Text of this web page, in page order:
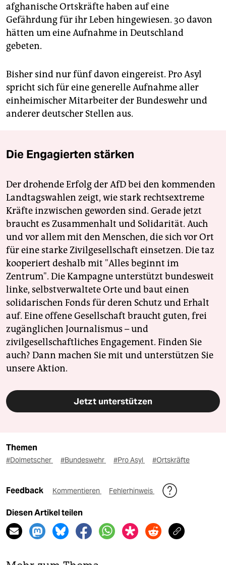
afghanische Ortskräfte haben auf eine
Gefährdung für ihr Leben hingewiesen. 30 davon
hätten um eine Aufnahme in Deutschland
gebeten.
Bisher sind nur fünf davon eingereist. Pro Asyl
spricht sich für eine generelle Aufnahme aller
einheimischer Mitarbeiter der Bundeswehr und
anderer deutscher Stellen aus.
Die Engagierten stärken
Der drohende Erfolg der AfD bei den kommenden
Landtagswahlen zeigt, wie stark rechtsextreme
Kräfte inzwischen geworden sind. Gerade jetzt
braucht es Zusammenhalt und Solidarität. Auch
und vor allem mit den Menschen, die sich vor Ort
für eine starke Zivilgesellschaft einsetzen. Die taz
kooperiert deshalb mit "Alles beginnt im
Zentrum". Die Kampagne unterstützt bundesweit
linke, selbstverwaltete Orte und baut einen
solidarischen Fonds für deren Schutz und Erhalt
auf. Eine offene Gesellschaft braucht guten, frei
zugänglichen Journalismus – und
zivilgesellschaftliches Engagement. Finden Sie
auch? Dann machen Sie mit und unterstützen Sie
unsere Aktion.
Jetzt unterstützen
Themen
#Dolmetscher #Bundeswehr #Pro Asyl #Ortskräfte
Feedback Kommentieren Fehlerhinweis
Diesen Artikel teilen